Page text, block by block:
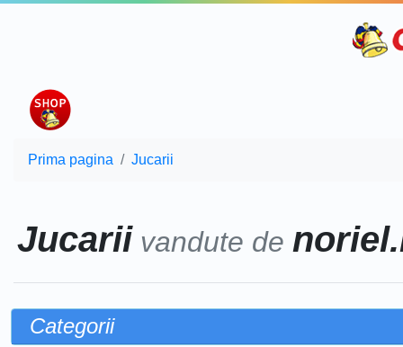
Prima pagina Jucarii
Jucariivandute de
Categorii